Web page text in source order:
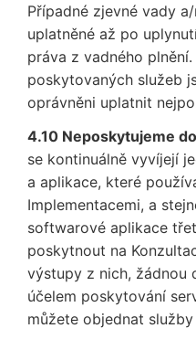
Případné zjevné vady
uplatněné až po
práva z vadného
poskytovaných služeb
oprávněni uplatnit
4.10 Neposkytujeme
se kontinuálně vyvíjejí
a aplikace, které
Implementacemi, a
softwarové aplikace
poskytnout na
výstupy z nich, žádnou
účelem poskytování
můžete objednat služby